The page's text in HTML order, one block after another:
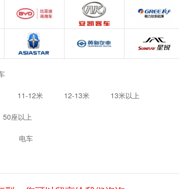
11-12米 12-13米 13米以上
50座以上
电车